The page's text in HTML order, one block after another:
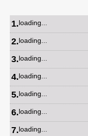
1.loading...
2.loading...
3.loading...
4.loading...
5.loading...
6.loading...
7.loading...